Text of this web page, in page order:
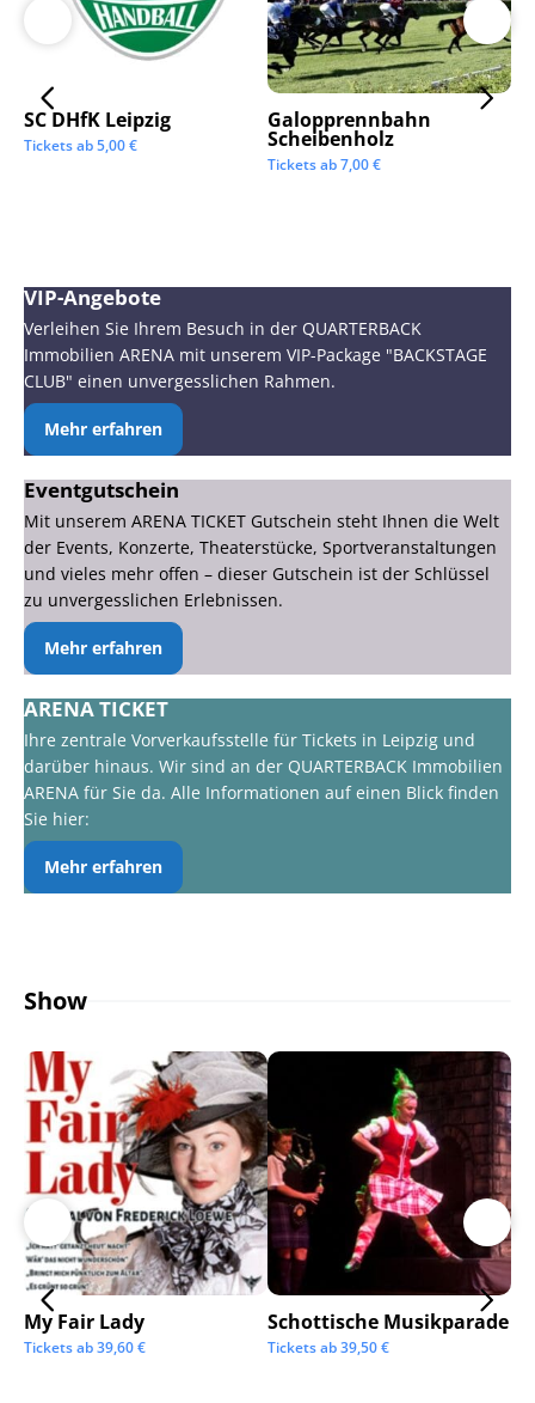
SC DHfK Leipzig
Tickets ab5,00€
Galopprennbahn
Scheibenholz
Tickets ab7,00€
VIP-Angebote
Verleihen Sie Ihrem Besuch in der QUARTERBACK
Immobilien ARENA mit unserem VIP-Package "BACKSTAGE
CLUB" einen unvergesslichen Rahmen.
Mehr erfahren
Eventgutschein
Mit unserem ARENA TICKET Gutschein steht Ihnen die Welt
der Events, Konzerte, Theaterstücke, Sportveranstaltungen
und vieles mehr offen – dieser Gutschein ist der Schlüssel
zu unvergesslichen Erlebnissen.
Mehr erfahren
ARENA TICKET
Ihre zentrale Vorverkaufsstelle für Tickets in Leipzig und
darüber hinaus. Wir sind an der QUARTERBACK Immobilien
ARENA für Sie da. Alle Informationen auf einen Blick finden
Sie hier:
Mehr erfahren
Show
My Fair Lady
Tickets ab39,60€
Schottische Musikparade
Tickets ab39,50€